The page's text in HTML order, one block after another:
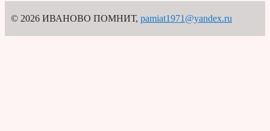
© 2026 ИВАНОВО ПОМНИТ, pamiat1971@yandex.ru